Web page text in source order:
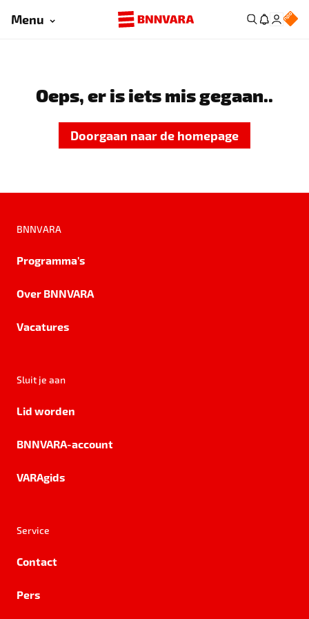
Menu
Oeps, er is iets mis gegaan..
Doorgaan naar de homepage
BNNVARA
Programma's
Over BNNVARA
Vacatures
Sluit je aan
Lid worden
BNNVARA-account
VARAgids
Service
Contact
Pers